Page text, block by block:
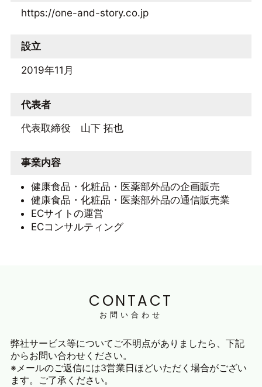
https://one-and-story.co.jp
設立
2019年11月
代表者
代表取締役 山下 拓也
事業内容
健康食品・化粧品・医薬部外品の企画販売
健康食品・化粧品・医薬部外品の通信販売業
ECサイトの運営
ECコンサルティング
CONTACT
お問い合わせ
弊社サービス等についてご不明点がありましたら、下記
からお問い合わせください。
※メールのご返信には3営業日ほどいただく場合がござい
ます。ご了承ください。